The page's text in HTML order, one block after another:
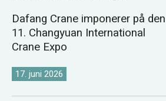
Dafang Crane imponerer på den
11. Changyuan International
Crane Expo
17. juni 2026